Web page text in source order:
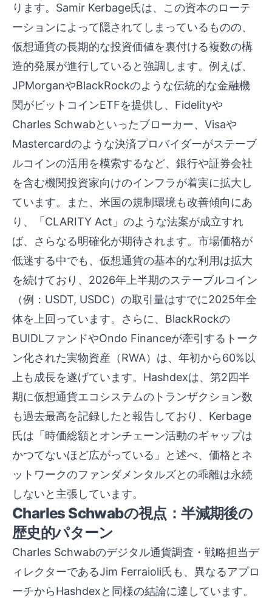
ります。Samir Kerbage氏は、この資本のローテ
ーションによって隠されてしまっているものの、
仮想通貨の長期的な投資価値を裏付ける複数の構
造的発展が進行していると強調します。例えば、
JPMorganやBlackRockのような伝統的な金融機
関がビットコインETFを提供し、Fidelityや
Charles Schwabといったブローカー、Visaや
Mastercardのような決済プロバイダーがステーブ
ルコインの活用を模索するなど、銀行や証券会社
を含む機関投資家向けのインフラが着実に拡大し
ています。また、米国の規制環境も改善傾向にあ
り、「CLARITY Act」のような法案が成立すれ
ば、さらなる明確化が期待されます。市場価格が
低迷する中でも、仮想通貨の基本的な利用は拡大
を続けており、2026年上半期のステーブルコイン
（例：USDT, USDC）の取引量はすでに2025年全
体を上回っています。さらに、BlackRockの
BUIDLファンドやOndo Financeが牽引するトーク
ン化された実物資産（RWA）は、年初から60%以
上も成長を遂げています。Hashdexは、第2四半
期に仮想通貨エコシステムのトランザクション数
も過去最高を記録したと報告しており、Kerbage
氏は「時価総額とオンチェーン活動のギャップは
かつてないほど広がっている」と述べ、価格とネ
ットワークのファンダメンタルズとの乖離は永続
しないと主張しています。
Charles Schwabの視点：半減期後の
歴史的パターン
Charles Schwabのデジタル通貨調査・戦略担当デ
ィレクターであるJim Ferraioli氏も、異なるアプロ
ーチからHashdexと同様の結論に達しています。